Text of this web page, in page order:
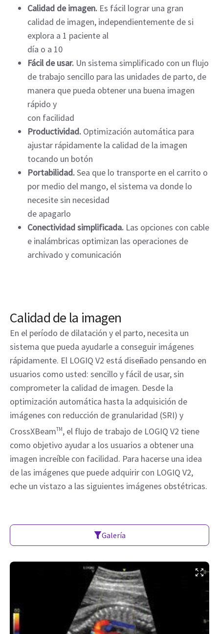
Calidad de imagen. Es fácil lograr una gran
calidad de imagen, independientemente de si
explora a 1 paciente al
día o a 10
Fácil de usar. Un sistema simplificado con un flujo
de trabajo sencillo para las unidades de parto, de
manera que pueda obtener una buena imagen
rápido y
con facilidad
Productividad. Optimización automática para
ajustar rápidamente la calidad de la imagen
tocando un botón
Portabilidad.Sea que lo transporte en el carrito o
por medio del mango, el sistema va donde lo
necesite sin necesidad
de apagarlo
Conectividad simplificada. Las opciones con cable
e inalámbricas optimizan las operaciones de
archivado y comunicación
Calidad de la imagen
En el período de dilatación y el parto, necesita un
sistema que pueda ayudarle a conseguir imágenes
rápidamente. El LOGIQ V2 está diseñado pensando en
usuarios como usted: sencillo y fácil de usar, sin
comprometer la calidad de imagen. Desde la
optimización automática hasta la adquisición de
imágenes con reducción de granularidad (SRI) y
CrossXBeamTM, el flujo de trabajo de LOGIQ V2 tiene
como objetivo ayudar a los usuarios a obtener una
imagen increíble con facilidad. Para hacerse una idea
de las imágenes que puede adquirir con LOGIQ V2,
eche un vistazo a las siguientes imágenes obstétricas.
Galería